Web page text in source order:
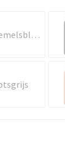
Hemelsblauw